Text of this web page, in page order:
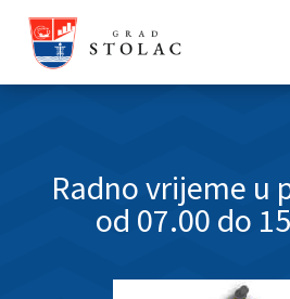
Radno vrijeme u
od 07.00 do